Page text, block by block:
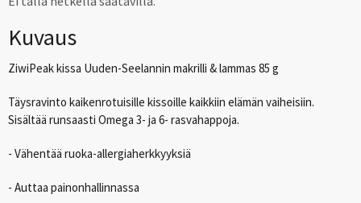
Kuvaus
ZiwiPeak kissa Uuden-Seelannin makrilli & lammas 85 g
Täysravinto kaikenrotuisille kissoille kaikkiin elämän vaiheisiin.
Sisältää runsaasti Omega 3- ja 6- rasvahappoja.
- Vähentää ruoka-allergiaherkkyyksiä
- Auttaa painonhallinnassa